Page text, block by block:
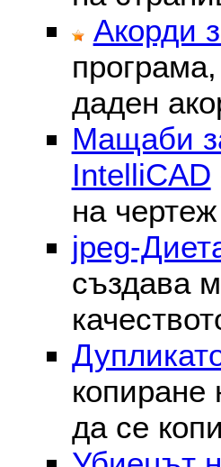
Акорди
даден
Мащаби
IntelliCAD
на
jpeg-
създава
копиране
да се